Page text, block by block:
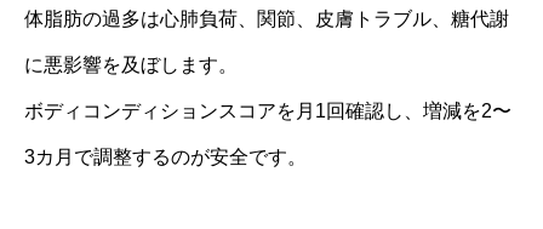
体脂肪の過多は心肺負荷、関節、皮膚トラブル、糖代謝
に悪影響を及ぼします。
ボディコンディションスコアを月1回確認し、増減を2〜
3カ月で調整するのが安全です。